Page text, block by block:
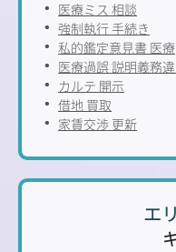
医療ミス 相談
強制執行 手続き
私的鑑定意見書 医療
医療過誤 説明義務
カルテ 開示
借地 買取
家賃交渉 更新
エ